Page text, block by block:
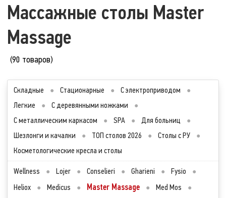
Массажные столы Master
Massage
(90 товаров)
Складные ● Стационарные ● С электроприводом
●
Легкие
● С деревянными ножками
●
С металлическим каркасом
● SPA ● Для больниц
●
Шезлонги и качалки
● ТОП столов 2026 ● Столы с РУ
●
Косметологические кресла и столы
Wellness ● Lojer ● Conselieri ● Gharieni ● Fysio
●
Heliox
● Medicus ● Master Massage ● Med Mos
●